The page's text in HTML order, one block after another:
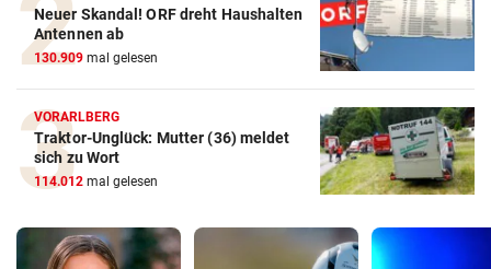
Neuer Skandal! ORF dreht Haushalten
Antennen ab
130.909 mal gelesen
VORARLBERG
Traktor-Unglück: Mutter (36) meldet
sich zu Wort
114.012 mal gelesen